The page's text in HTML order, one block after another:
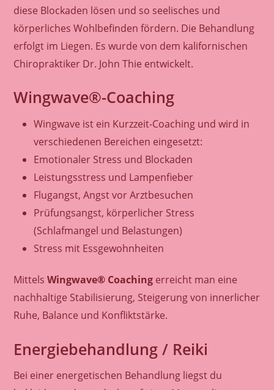
diese Blockaden lösen und so seelisches und
körperliches Wohlbefinden fördern. Die Behandlung
erfolgt im Liegen. Es wurde von dem kalifornischen
Chiropraktiker Dr. John Thie entwickelt.
Wingwave®-Coaching
Wingwave ist ein Kurzzeit-Coaching und wird in
verschiedenen Bereichen eingesetzt:
Emotionaler Stress und Blockaden
Leistungsstress und Lampenfieber
Flugangst, Angst vor Arztbesuchen
Prüfungsangst, körperlicher Stress
(Schlafmangel und Belastungen)
Stress mit Essgewohnheiten
MittelsWingwave® Coaching erreicht man eine
nachhaltige Stabilisierung, Steigerung von innerlicher
Ruhe, Balance und Konfliktstärke.
Energiebehandlung / Reiki
Bei einer energetischen Behandlung liegst du